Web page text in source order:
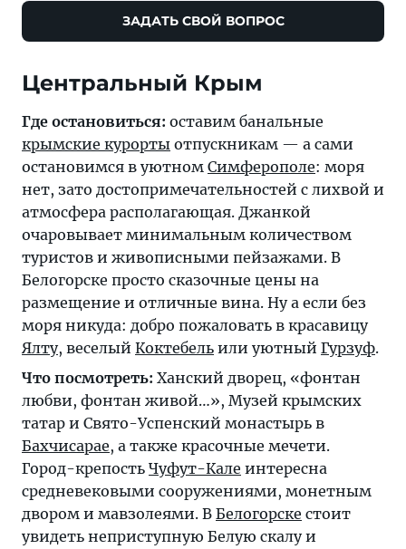
ЗАДАТЬ СВОЙ ВОПРОС
Центральный Крым
Где остановиться: оставим банальные
крымские курорты отпускникам — а сами
остановимся в уютном Симферополе: моря
нет, зато достопримечательностей с лихвой и
атмосфера располагающая. Джанкой
очаровывает минимальным количеством
туристов и живописными пейзажами. В
Белогорске просто сказочные цены на
размещение и отличные вина. Ну а если без
моря никуда: добро пожаловать в красавицу
Ялту, веселый Коктебель или уютный Гурзуф.
Что посмотреть: Ханский дворец, «фонтан
любви, фонтан живой…», Музей крымских
татар и Свято-Успенский монастырь в
Бахчисарае, а также красочные мечети.
Город-крепость Чуфут-Кале интересна
средневековыми сооружениями, монетным
двором и мавзолеями. В Белогорске стоит
увидеть неприступную Белую скалу и